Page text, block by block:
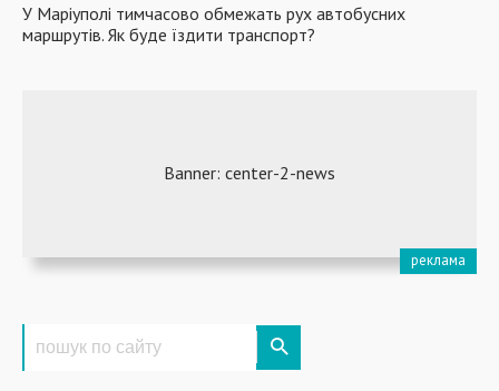
У Маріуполі тимчасово обмежать рух автобусних
маршрутів. Як буде їздити транспорт?